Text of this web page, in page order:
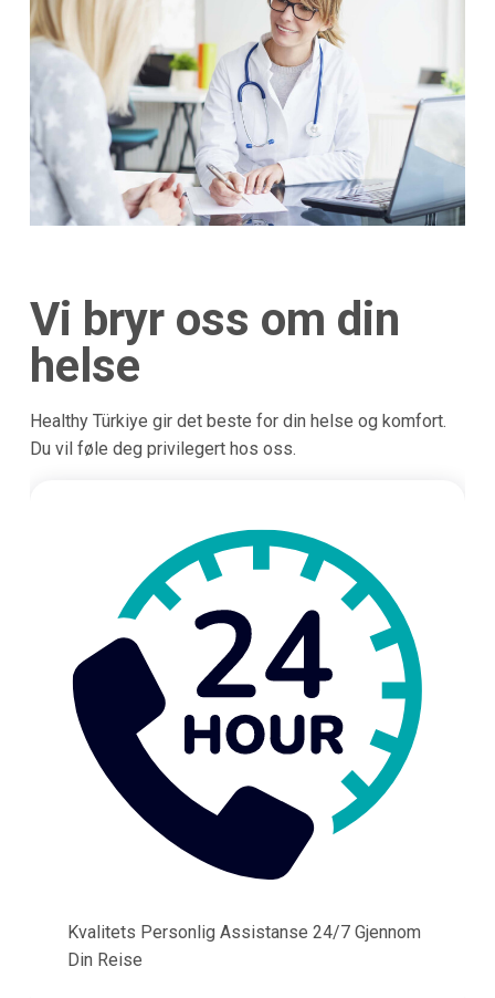
Vi bryr oss om din
helse
Healthy Türkiye gir det beste for din helse og komfort.
Du vil føle deg privilegert hos oss.
Kvalitets Personlig Assistanse 24/7 Gjennom
Din Reise